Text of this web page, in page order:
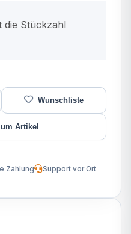
die Stückzahl
Artikel
Zahlung Support vor Ort